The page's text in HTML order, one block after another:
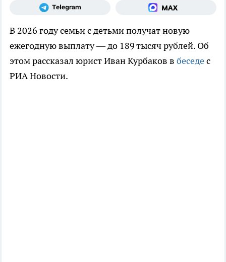
В 2026 году семьи с детьми получат новую
ежегодную выплату — до 189 тысяч рублей. Об
этом рассказал юрист Иван Курбаков в беседес
РИА Новости.